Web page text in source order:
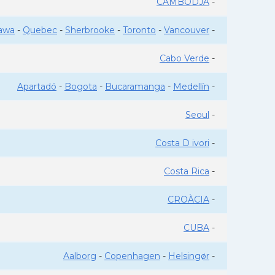
- Quebec - Sherbrooke - Toronto - Vancouver -
Cabo Verde -
Apartadó - Bogota - Bucaramanga - Medellín -
Seoul -
Costa D ivori -
Costa Rica -
CROÀCIA -
CUBA -
Aalborg - Copenhagen - Helsingør -